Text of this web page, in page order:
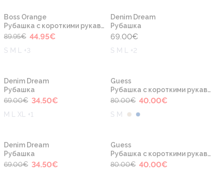
-50%
Boss Orange
Рубашка с короткими рукавами
89.95€ 44.95€
S M L +3
Denim Dream
Рубашка
69.00€
S M L +2
-50%
Denim Dream
Рубашка
69.00€ 34.50€
M L XL +1
Guess
Рубашка с короткими рукавами
80.00€ 40.00€
S M
-50%
Denim Dream
Рубашка
69.00€ 34.50€
Guess
Рубашка с короткими рукавами
80.00€ 40.00€